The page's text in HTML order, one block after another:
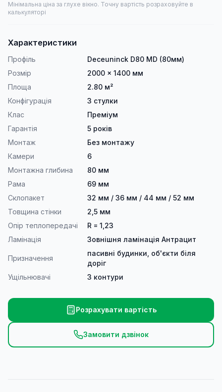
Мінімальна ціна за глухе вікно. Точну вартість розраховуйте в
калькуляторі
Характеристики
Профіль
Deceuninck D80 MD (80мм)
Розмір
2000 × 1400 мм
Площа
2.80 м²
Конфігурація
3 стулки
Клас
Преміум
Гарантія
5 років
Монтаж
Без монтажу
Камери
6
Монтажна глибина
80 мм
Рама
69 мм
Склопакет
32 мм / 36 мм / 44 мм / 52 мм
Товщина стінки
2,5 мм
Опір теплопередачі
R = 1,23
Ламінація
Зовнішня ламінація Антрацит
Призначення
пасивні будинки, об'єкти біля
доріг
Ущільнювачі
3 контури
Розрахувати вартість
Замовити дзвінок